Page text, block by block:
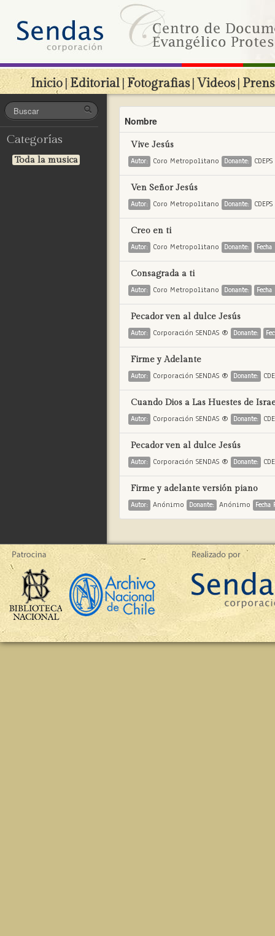
Inicio Editorial Fotografias |Videos|
Categorías
Toda la musica
Nombre
Vive Jesús
Autor: Coro Metropolitano Donante: CDEPS
Ven Señor Jesús
Autor: Coro Metropolitano Donante: CDEPS
Creo en ti
Autor: Coro Metropolitano Donante:
Consagrada a ti
Autor: Coro Metropolitano Donante:
Pecador ven al dulce Jesús
Autor: Corporación SENDAS ® Donante:
Firme y Adelante
Autor: Corporación SENDAS ® Donante:
Cuando Dios a Las Huestes de
Autor: Corporación SENDAS ® Donante:
Pecador ven al dulce Jesús
Autor: Corporación SENDAS ® Donante:
Firme y adelante versión piano
Autor: Anónimo Donante: Anónimo Fecha